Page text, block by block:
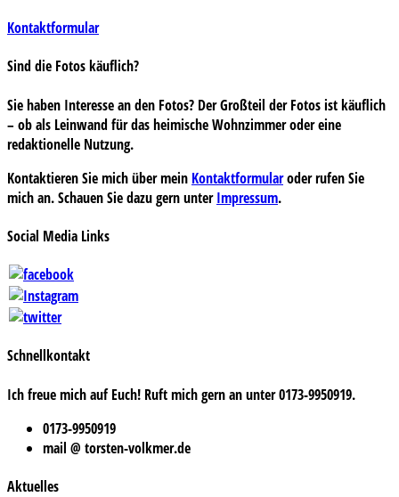
Kontaktformular
Sind die Fotos käuflich?
Sie haben Interesse an den Fotos? Der Großteil der Fotos ist käuflich
– ob als Leinwand für das heimische Wohnzimmer oder eine
redaktionelle Nutzung.
Kontaktieren Sie mich über mein Kontaktformularoder rufen Sie
mich an. Schauen Sie dazu gern unterImpressum.
Social Media Links
Schnellkontakt
Ich freue mich auf Euch! Ruft mich gern an unter 0173-9950919.
0173-9950919
mail @ torsten-volkmer.de
Aktuelles